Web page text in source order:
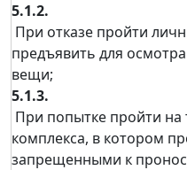
5.1.2.
При отказе пройти
предъявить для
вещи;
5.1.3.
При попытке пройти
комплекса, в котором
запрещенными к